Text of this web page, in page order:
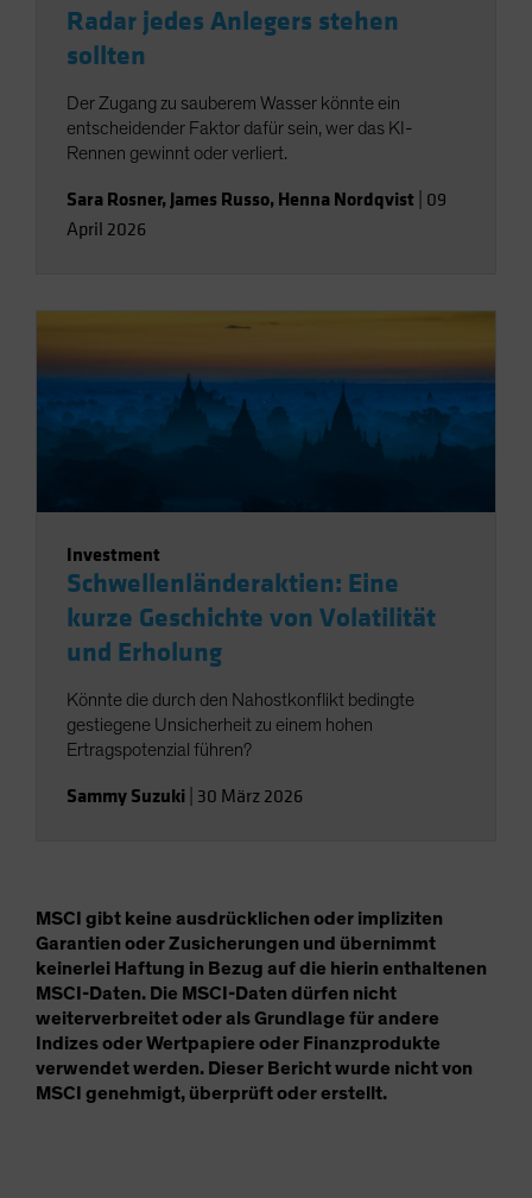
Radar jedes Anlegers stehen
sollten
Der Zugang zu sauberem Wasser könnte ein
entscheidender Faktor dafür sein, wer das KI-
Rennen gewinnt oder verliert.
Sara Rosner,James Russo, Henna Nordqvist 09
April 2026
Investment
Schwellenländeraktien: Eine
kurze Geschichte von Volatilität
und Erholung
Könnte die durch den Nahostkonflikt bedingte
gestiegene Unsicherheit zu einem hohen
Ertragspotenzial führen?
Sammy Suzuki 30 März 2026
MSCI gibt keine ausdrücklichen oder impliziten
Garantien oder Zusicherungen und übernimmt
keinerlei Haftung in Bezug auf die hierin enthaltenen
MSCI-Daten. Die MSCI-Daten dürfen nicht
weiterverbreitet oder als Grundlage für andere
Indizes oder Wertpapiere oder Finanzprodukte
verwendet werden. Dieser Bericht wurde nicht von
MSCI genehmigt, überprüft oder erstellt.